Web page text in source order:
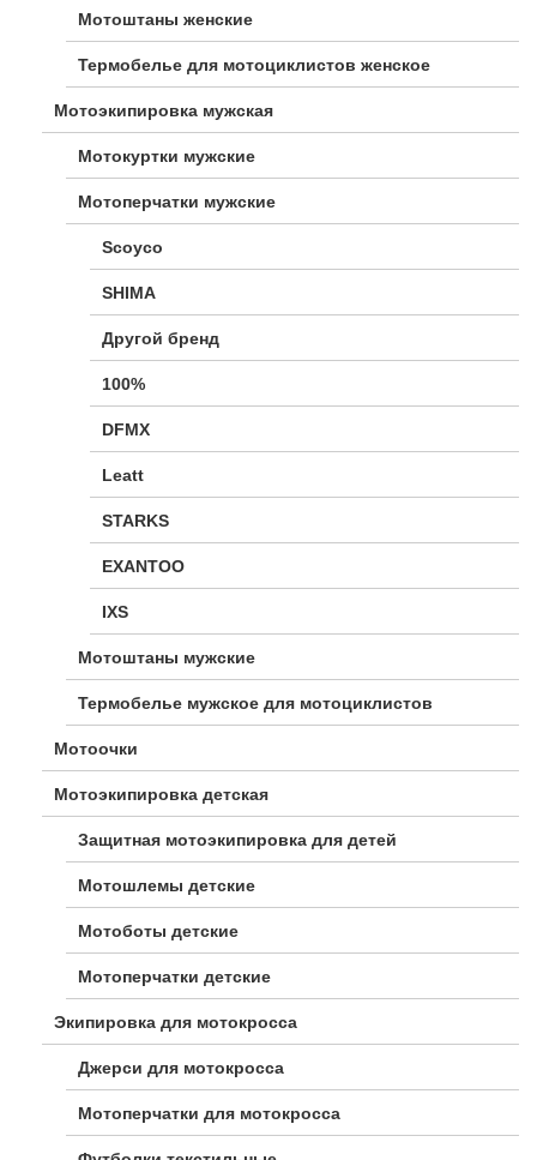
Мотоштаны женские
Термобелье для мотоциклистов женское
Мотоэкипировка мужская
Мотокуртки мужские
Мотоперчатки мужские
Scoyco
SHIMA
Другой бренд
100%
DFMX
Leatt
STARKS
EXANTOO
IXS
Мотоштаны мужские
Термобелье мужское для мотоциклистов
Мотоочки
Мотоэкипировка детская
Защитная мотоэкипировка для детей
Мотошлемы детские
Мотоботы детские
Мотоперчатки детские
Экипировка для мотокросса
Джерси для мотокросса
Мотоперчатки для мотокросса